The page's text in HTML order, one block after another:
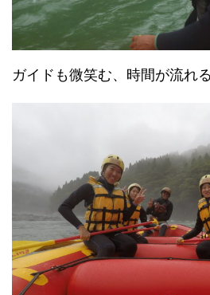
ガイドも微笑む、時間が流れる